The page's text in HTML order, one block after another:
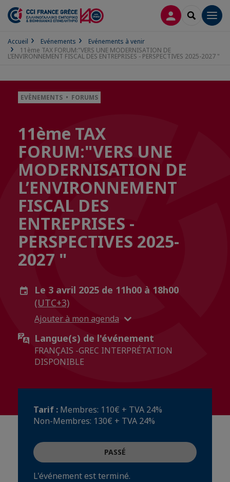
CONNEXION
Accueil Evénements
Evénements à venir
11ème TAX FORUM:"VERS UNE MODERNISATION DE
L’ENVIRONNEMENT FISCAL DES ENTREPRISES - PERSPECTIVES 2025-2027 "
EVÈNEMENTS • FORUMS
11ème TAX
FORUM:"VERS UNE
MODERNISATION DE
L’ENVIRONNEMENT
FISCAL DES
ENTREPRISES -
PERSPECTIVES 2025-
2027 "
Le 3 avril 2025 de 11h00 à 18h00
(UTC+3)
Ajouter à mon agenda
Langue(s) de l'événement
FRANÇAIS -GREC INTERPRÉTATION
DISPONIBLE
Tarif : Μembres: 110€ + TVA 24%
Non-Membres: 130€ + ΤVA 24%
PASSÉ
L'événement est terminé.